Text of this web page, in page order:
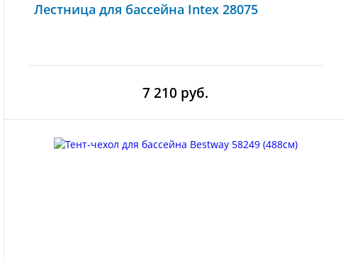
Лестница для бассейна Intex 28075
7 210 руб.